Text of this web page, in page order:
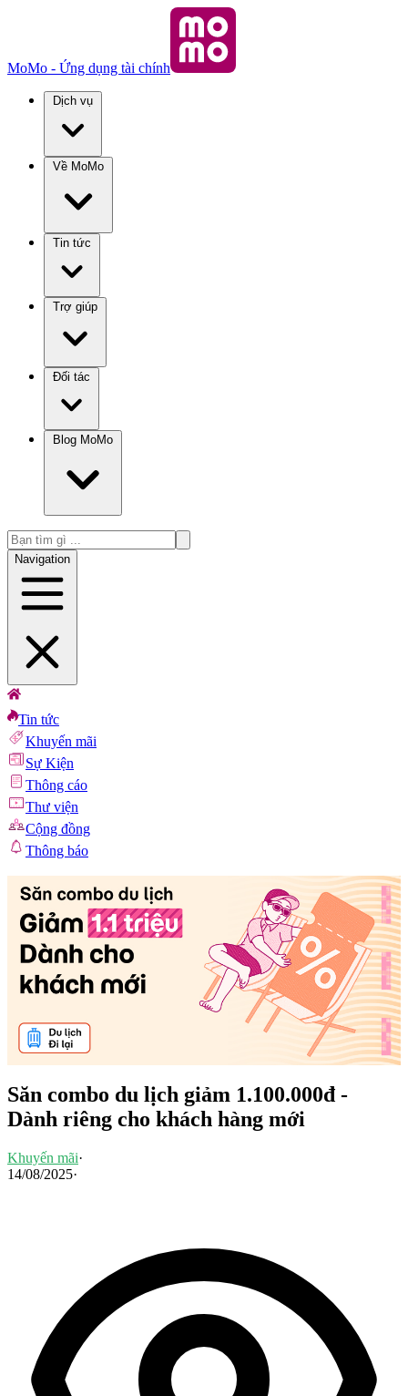
MoMo - Ứng dụng tài chính
Dịch vụ
Về MoMo
Tin tức
Trợ giúp
Đối tác
Blog MoMo
Navigation
Tin tức
Khuyến mãi
Sự Kiện
Thông cáo
Thư viện
Cộng đồng
Thông báo
Săn combo du lịch giảm 1.100.000đ -
Dành riêng cho khách hàng mới
Khuyến mãi·
14/08/2025·